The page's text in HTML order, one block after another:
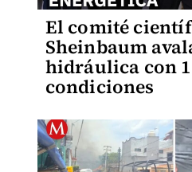
El comité
Sheinbaum
hidráulica con
condiciones